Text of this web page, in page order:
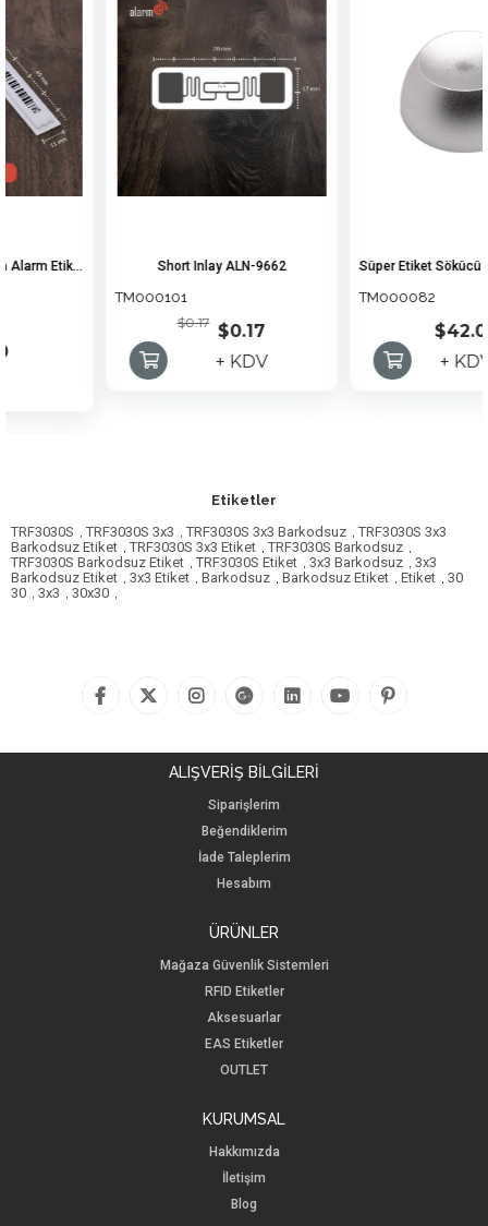
DR Etiket Ürün Koruma Alarm Etiketi (1000 ADET) Short Inlay ALN-9662
TM000101
$0.17
+ KDV
TM000082
+ KDV
Etiketler
TRF3030S , TRF3030S 3x3 , TRF3030S 3x3 Barkodsuz , TRF3030S 3x3
Barkodsuz Etiket , TRF3030S 3x3 Etiket , TRF3030S Barkodsuz ,
TRF3030S Barkodsuz Etiket , TRF3030S Etiket , 3x3 Barkodsuz , 3x3
Barkodsuz Etiket , 3x3 Etiket , Barkodsuz , Barkodsuz Etiket , Etiket , 30
30 , 3x3 , 30x30 ,
ALIŞVERİŞ BİLGİLERİ
Siparişlerim
Beğendiklerim
İade Taleplerim
Hesabım
ÜRÜNLER
Mağaza Güvenlik Sistemleri
RFID Etiketler
Aksesuarlar
EAS Etiketler
OUTLET
KURUMSAL
Hakkımızda
İletişim
Blog